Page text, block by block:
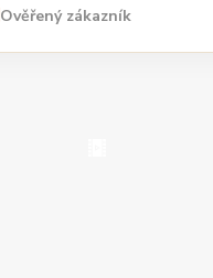
Ověřený zákazník